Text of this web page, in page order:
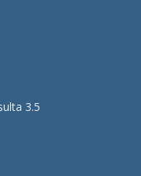
3.5